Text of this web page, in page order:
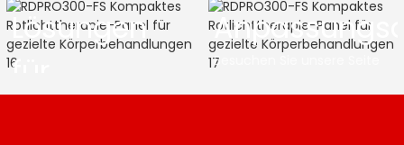
Lösungen
für
Besuchen Sie unsere Seite
erfahren, wie wir unsere